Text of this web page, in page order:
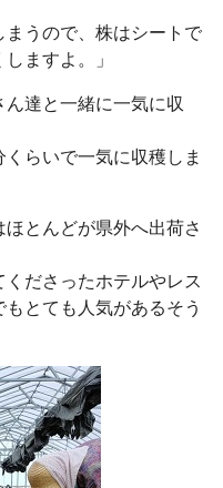
まうので、株はシートで
ますよ。」
ん達と一緒に一気に収
らいで一気に収穫しま
とんどが県外へ出荷さ
ださったホテルやレス
とても人気があるそう